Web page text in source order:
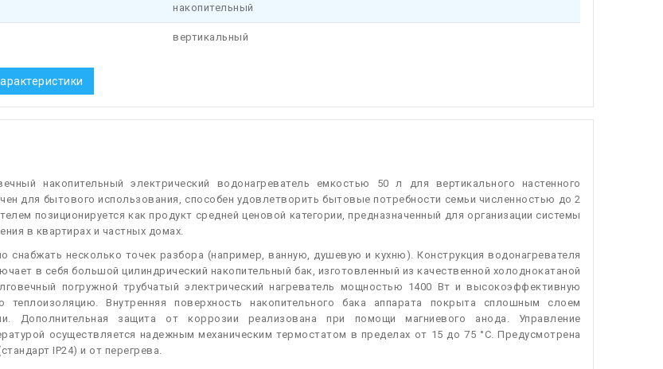
накопительный
вертикальный
накопительный электрический водонагреватель емкостью 50 л для вертикального настенного
для бытового использования, способен удовлетворить бытовые потребности семьи численностью до 2
позиционируется как продукт средней ценовой категории, предназначенный для организации системы
в квартирах и частных домах.
снабжать несколько точек разбора (например, ванную, душевую и кухню). Конструкция водонагревателя
в себя большой цилиндрический накопительный бак, изготовленный из качественной холоднокатаной
погружной трубчатый электрический нагреватель мощностью 1400 Вт и высокоэффективную
теплоизоляцию. Внутренняя поверхность накопительного бака аппарата покрыта сплошным слоем
Дополнительная защита от коррозии реализована при помощи магниевого анода. Управление
осуществляется надежным механическим термостатом в пределах от 15 до 75 °C. Предусмотрена
IP24) и от перегрева.